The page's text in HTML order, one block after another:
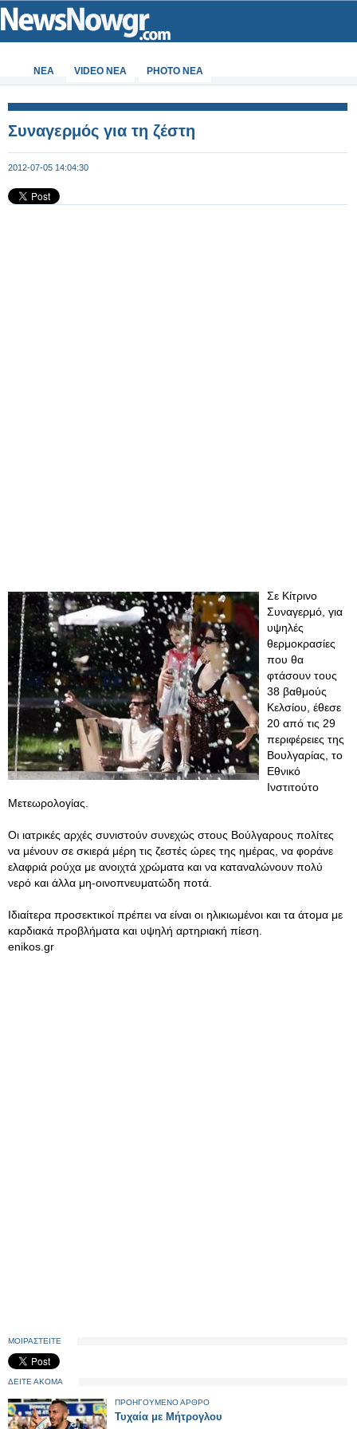
ΝΕΑ VIDEO NEA PHOTO NEA
Συναγερμός για τη ζέστη
2012-07-05 14:04:30
Σε Κίτρινο
Συναγερμό, για
υψηλές
θερμοκρασίες
που θα
φτάσουν τους
38 βαθμούς
Κελσίου, έθεσε
20 από τις 29
περιφέρειες της
Βουλγαρίας, το
Εθνικό
Ινστιτούτο
Μετεωρολογίας.
Οι ιατρικές αρχές συνιστούν συνεχώς στους Βούλγαρους πολίτες
να μένουν σε σκιερά μέρη τις ζεστές ώρες της ημέρας, να φοράνε
ελαφριά ρούχα με ανοιχτά χρώματα και να καταναλώνουν πολύ
νερό και άλλα μη-οινοπνευματώδη ποτά.
Ιδιαίτερα προσεκτικοί πρέπει να είναι οι ηλικιωμένοι και τα άτομα με
καρδιακά προβλήματα και υψηλή αρτηριακή πίεση.
enikos.gr
ΜΟΙΡΑΣΤΕΙΤΕ
ΔΕΙΤΕ ΑΚΟΜΑ
ΠΡΟΗΓΟΥΜΕΝΟ ΑΡΘΡΟ
Τυχαία με Μήτρογλου